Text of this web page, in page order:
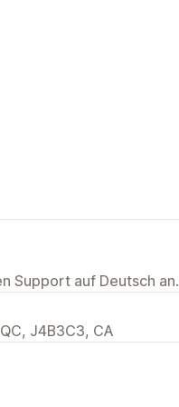
Support auf Deutsch an.
J4B3C3, CA